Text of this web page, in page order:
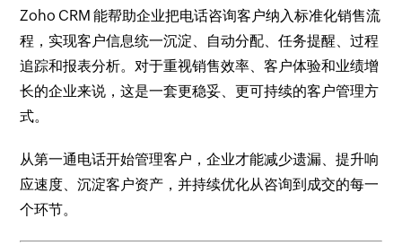
Zoho CRM 能帮助企业把电话咨询客户纳入标准化销售流
程，实现客户信息统一沉淀、自动分配、任务提醒、过程
追踪和报表分析。对于重视销售效率、客户体验和业绩增
长的企业来说，这是一套更稳妥、更可持续的客户管理方
式。
从第一通电话开始管理客户，企业才能减少遗漏、提升响
应速度、沉淀客户资产，并持续优化从咨询到成交的每一
个环节。